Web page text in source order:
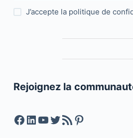
J’accepte la politique de
Rejoignez la
Facebook
LinkedIn
YouTube
Twitter
Feed RSSPinterest